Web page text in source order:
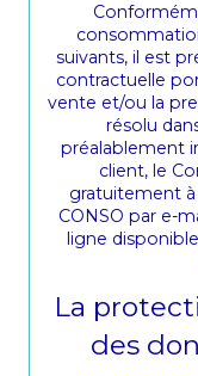
suivants, il est
contractuelle
vente et/ou la
résolu
préalablement
client, le
gratuitement
CONSO par e-
ligne
La
des